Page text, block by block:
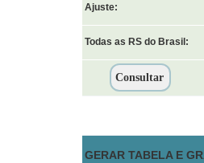
Ajuste:
Todas as RS do Brasil:
GERAR TABELA E